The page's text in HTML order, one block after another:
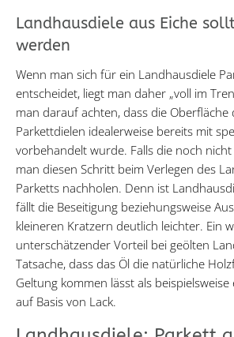
Landhausdiele aus Eiche
werden
Wenn man sich für ein Landhausdiele
entscheidet, liegt man daher „voll im
man darauf achten, dass die Oberfläche
Parkettdielen idealerweise bereits mit
vorbehandelt wurde. Falls die noch nicht
man diesen Schritt beim Verlegen des
Parketts nachholen. Denn ist
fällt die Beseitigung beziehungsweise
kleineren Kratzern deutlich leichter. Ein
unterschätzender Vorteil bei geölten
Tatsache, dass das Öl die natürliche
Geltung kommen lässt als beispielsweise
auf Basis von Lack.